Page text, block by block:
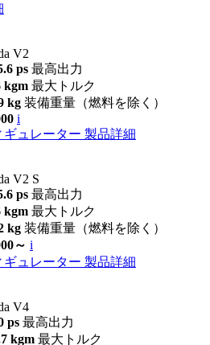
V2
ps 最高出力
kgm 最大トルク
kg 装備重量（燃料を除く）
i
ギュレーター 製品詳細
V2 S
ps 最高出力
kgm 最大トルク
kg 装備重量（燃料を除く）
～ i
ギュレーター 製品詳細
V4
ps 最高出力
kgm 最大トルク